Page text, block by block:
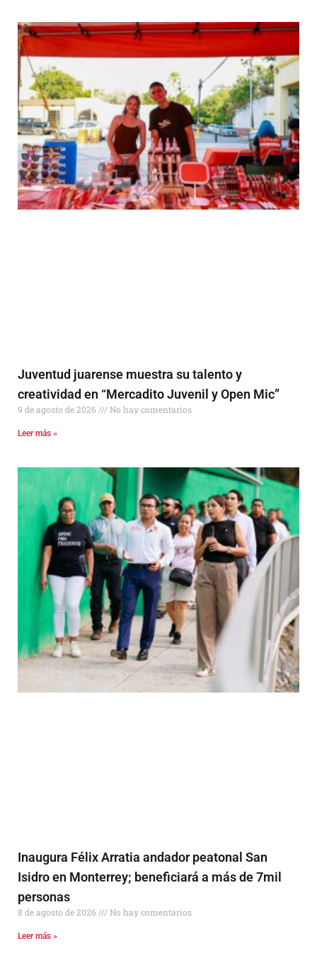
Juventud juarense muestra su talento y
creatividad en “Mercadito Juvenil y Open Mic”
9 de agosto de 2026 No hay comentarios
Leer más »
Inaugura Félix Arratia andador peatonal San
Isidro en Monterrey; beneficiará a más de 7mil
personas
8 de agosto de 2026 No hay comentarios
Leer más »